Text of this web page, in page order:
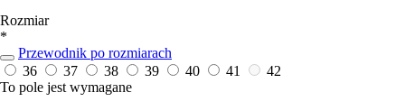
Rozmiar
*
Przewodnik po rozmiarach
36
37 38 39 40 41
42
To pole jest wymagane